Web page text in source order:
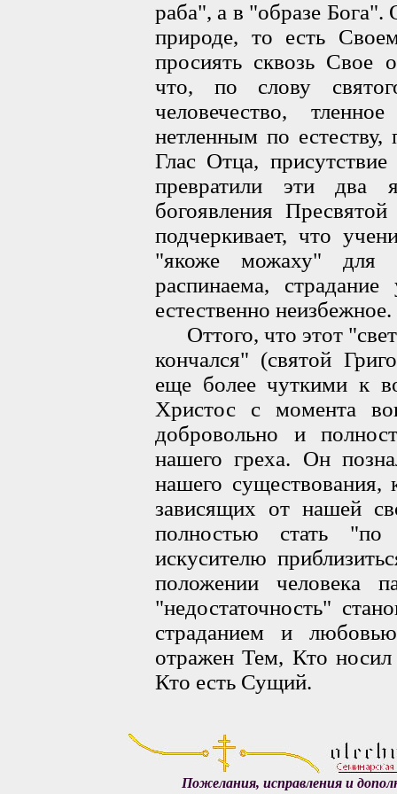
раба", а в "образе
природе, то есть
просиять сквозь Свое
что, по слову
человечество,
нетленным по
Глас Отца,
превратили эти два
богоявления
подчеркивает, что
"якоже можаху" для
распинаема,
естественно неизбежное.
Оттого, что этот
кончался" (святой
еще более чуткими к
Христос с момента
добровольно и
нашего греха. Он
нашего существования,
зависящих от нашей
полностью стать
искусителю
положении человека
"недостаточность"
страданием и
отражен Тем, Кто
Кто есть Сущий.
Пожелания, исправления и